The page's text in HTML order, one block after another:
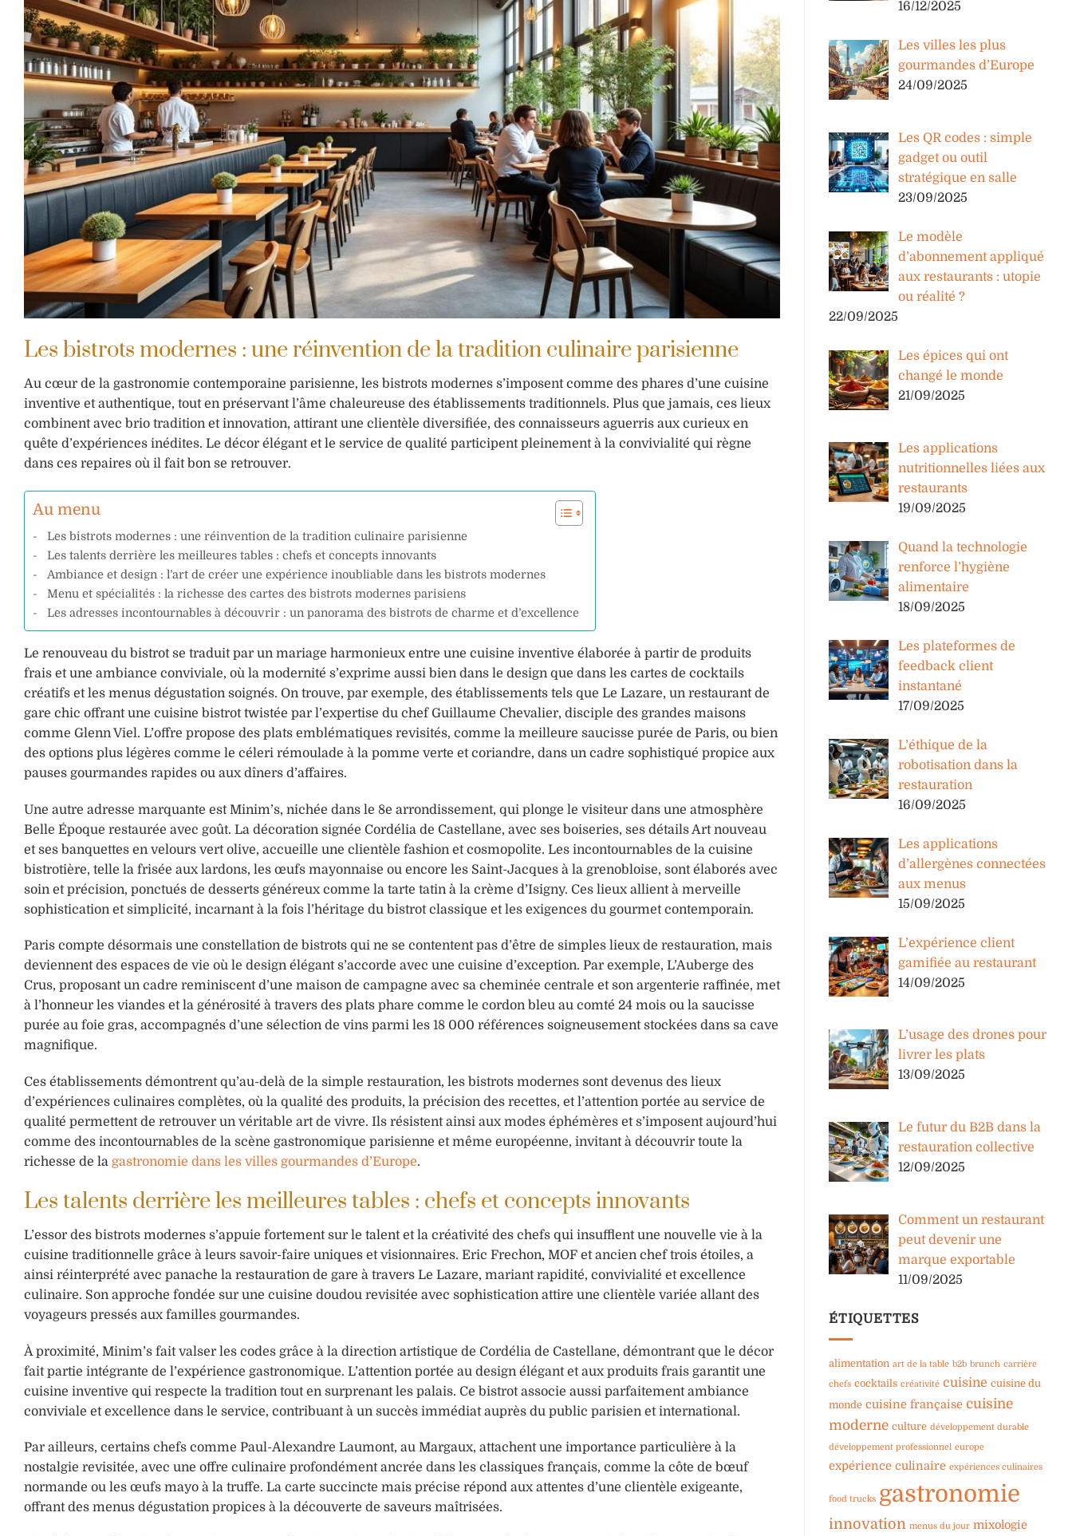
Les bistrots modernes : une réinvention de la tradition culinaire parisienne
Au cœur de la gastronomie contemporaine parisienne, les bistrots modernes s’imposent comme des phares d’une cuisine
inventive et authentique, tout en préservant l’âme chaleureuse des établissements traditionnels. Plus que jamais, ces lieux
combinent avec brio tradition et innovation, attirant une clientèle diversifiée, des connaisseurs aguerris aux curieux en
quête d’expériences inédites. Le décor élégant et le service de qualité participent pleinement à la convivialité qui règne
dans ces repaires où il fait bon se retrouver.
Au menu
Les bistrots modernes : une réinvention de la tradition culinaire parisienne
Les talents derrière les meilleures tables : chefs et concepts innovants
Ambiance et design : l’art de créer une expérience inoubliable dans les bistrots modernes
Menu et spécialités : la richesse des cartes des bistrots modernes parisiens
Les adresses incontournables à découvrir : un panorama des bistrots de charme et d’excellence
Le renouveau du bistrot se traduit par un mariage harmonieux entre une cuisine inventive élaborée à partir de produits
frais et une ambiance conviviale, où la modernité s’exprime aussi bien dans le design que dans les cartes de cocktails
créatifs et les menus dégustation soignés. On trouve, par exemple, des établissements tels que Le Lazare, un restaurant de
gare chic offrant une cuisine bistrot twistée par l’expertise du chef Guillaume Chevalier, disciple des grandes maisons
comme Glenn Viel. L’offre propose des plats emblématiques revisités, comme la meilleure saucisse purée de Paris, ou bien
des options plus légères comme le céleri rémoulade à la pomme verte et coriandre, dans un cadre sophistiqué propice aux
pauses gourmandes rapides ou aux dîners d’affaires.
Une autre adresse marquante est Minim’s, nichée dans le 8e arrondissement, qui plonge le visiteur dans une atmosphère
Belle Époque restaurée avec goût. La décoration signée Cordélia de Castellane, avec ses boiseries, ses détails Art nouveau
et ses banquettes en velours vert olive, accueille une clientèle fashion et cosmopolite. Les incontournables de la cuisine
bistrotière, telle la frisée aux lardons, les œufs mayonnaise ou encore les Saint-Jacques à la grenobloise, sont élaborés avec
soin et précision, ponctués de desserts généreux comme la tarte tatin à la crème d’Isigny. Ces lieux allient à merveille
sophistication et simplicité, incarnant à la fois l’héritage du bistrot classique et les exigences du gourmet contemporain.
Paris compte désormais une constellation de bistrots qui ne se contentent pas d’être de simples lieux de restauration, mais
deviennent des espaces de vie où le design élégant s’accorde avec une cuisine d’exception. Par exemple, L’Auberge des
Crus, proposant un cadre reminiscent d’une maison de campagne avec sa cheminée centrale et son argenterie raffinée, met
à l’honneur les viandes et la générosité à travers des plats phare comme le cordon bleu au comté 24 mois ou la saucisse
purée au foie gras, accompagnés d’une sélection de vins parmi les 18 000 références soigneusement stockées dans sa cave
magnifique.
Ces établissements démontrent qu’au-delà de la simple restauration, les bistrots modernes sont devenus des lieux
d’expériences culinaires complètes, où la qualité des produits, la précision des recettes, et l’attention portée au service de
qualité permettent de retrouver un véritable art de vivre. Ils résistent ainsi aux modes éphémères et s’imposent aujourd’hui
comme des incontournables de la scène gastronomique parisienne et même européenne, invitant à découvrir toute la
richesse de la gastronomie dans les villes gourmandes d’Europe.
Les talents derrière les meilleures tables : chefs et concepts innovants
L’essor des bistrots modernes s’appuie fortement sur le talent et la créativité des chefs qui insufflent une nouvelle vie à la
cuisine traditionnelle grâce à leurs savoir-faire uniques et visionnaires. Eric Frechon, MOF et ancien chef trois étoiles, a
ainsi réinterprété avec panache la restauration de gare à travers Le Lazare, mariant rapidité, convivialité et excellence
culinaire. Son approche fondée sur une cuisine doudou revisitée avec sophistication attire une clientèle variée allant des
voyageurs pressés aux familles gourmandes.
À proximité, Minim’s fait valser les codes grâce à la direction artistique de Cordélia de Castellane, démontrant que le décor
fait partie intégrante de l’expérience gastronomique. L’attention portée au design élégant et aux produits frais garantit une
cuisine inventive qui respecte la tradition tout en surprenant les palais. Ce bistrot associe aussi parfaitement ambiance
conviviale et excellence dans le service, contribuant à un succès immédiat auprès du public parisien et international.
Par ailleurs, certains chefs comme Paul-Alexandre Laumont, au Margaux, attachent une importance particulière à la
nostalgie revisitée, avec une offre culinaire profondément ancrée dans les classiques français, comme la côte de bœuf
normande ou les œufs mayo à la truffe. La carte succincte mais précise répond aux attentes d’une clientèle exigeante,
offrant des menus dégustation propices à la découverte de saveurs maîtrisées.
16/12/2025
Les villes les plus
gourmandes d’Europe
24/09/2025
Les QR codes : simple
gadget ou outil
stratégique en salle
23/09/2025
Le modèle
d’abonnement appliqué
aux restaurants : utopie
ou réalité ?
22/09/2025
Les épices qui ont
changé le monde
21/09/2025
Les applications
nutritionnelles liées aux
restaurants
19/09/2025
Quand la technologie
renforce l’hygiène
alimentaire
18/09/2025
Les plateformes de
feedback client
instantané
17/09/2025
L’éthique de la
robotisation dans la
restauration
16/09/2025
Les applications
d’allergènes connectées
aux menus
15/09/2025
L’expérience client
gamifiée au restaurant
14/09/2025
L’usage des drones pour
livrer les plats
13/09/2025
Le futur du B2B dans la
restauration collective
12/09/2025
Comment un restaurant
peut devenir une
marque exportable
11/09/2025
ÉTIQUETTES
alimentation art de la table b2b brunch carrière
chefs cocktails créativité cuisine cuisine du
monde cuisine française cuisine
moderne culture développement durable
développement professionnel europe
expérience culinaire expériences culinaires
food trucks gastronomie
innovation menus du jour mixologie